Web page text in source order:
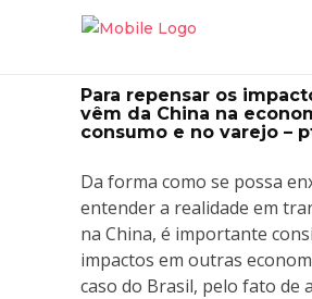
Para repensar os
vêm da China na
consumo e no varejo –
Da forma como se possa
entender a realidade em
na China, é importante
impactos em outras
caso do Brasil, pelo fato de